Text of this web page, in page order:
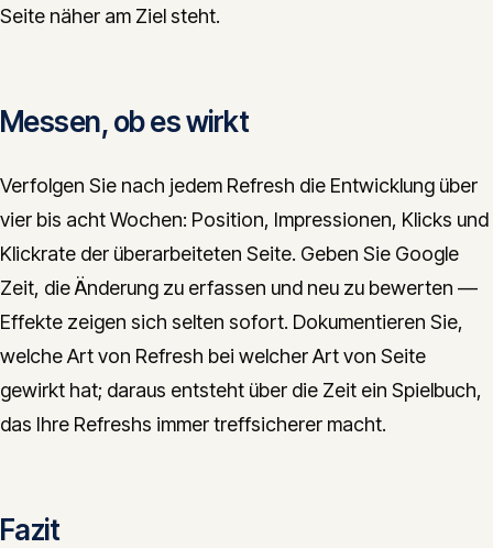
Seite näher am Ziel steht.
Messen, ob es wirkt
Verfolgen Sie nach jedem Refresh die Entwicklung über
vier bis acht Wochen: Position, Impressionen, Klicks und
Klickrate der überarbeiteten Seite. Geben Sie Google
Zeit, die Änderung zu erfassen und neu zu bewerten —
Effekte zeigen sich selten sofort. Dokumentieren Sie,
welche Art von Refresh bei welcher Art von Seite
gewirkt hat; daraus entsteht über die Zeit ein Spielbuch,
das Ihre Refreshs immer treffsicherer macht.
Fazit